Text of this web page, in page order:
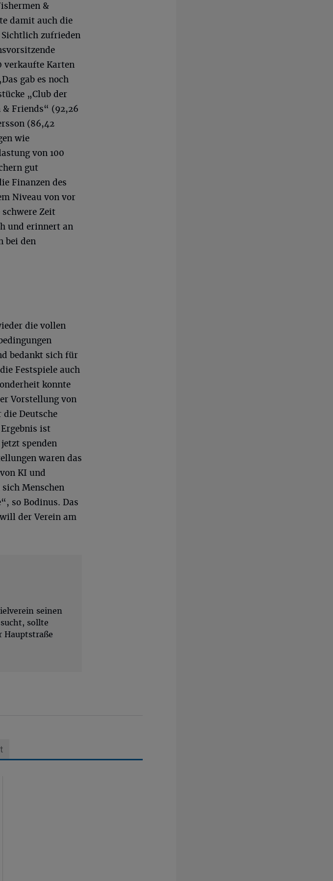
&
damit auch die
zufrieden
verkaufte Karten
gab es noch
„Club der
Friends“ (92,26
(86,42
wie
von 100
gut
Finanzen des
Niveau von vor
Zeit
und erinnert an
bei den
die vollen
bedankt sich für
Festspiele auch
konnte
Vorstellung von
die Deutsche
ist
spenden
waren das
KI und
Menschen
so Bodinus. Das
der Verein am
seinen
sollte
Hauptstraße